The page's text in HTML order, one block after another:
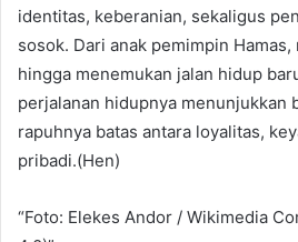
identitas, keberanian, sekaligus
sosok. Dari anak pemimpin
hingga menemukan jalan hidup
perjalanan hidupnya menunjukkan
rapuhnya batas antara loyalitas,
pribadi.(Hen)
“Foto: Elekes Andor / Wikimedia